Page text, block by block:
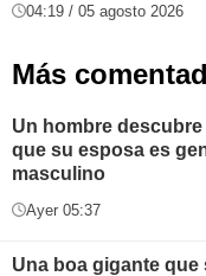
04:19 / 05 agosto 2026
Más
Un hombre
que su esposa es
masculino
Ayer 05:37
Una boa gigante